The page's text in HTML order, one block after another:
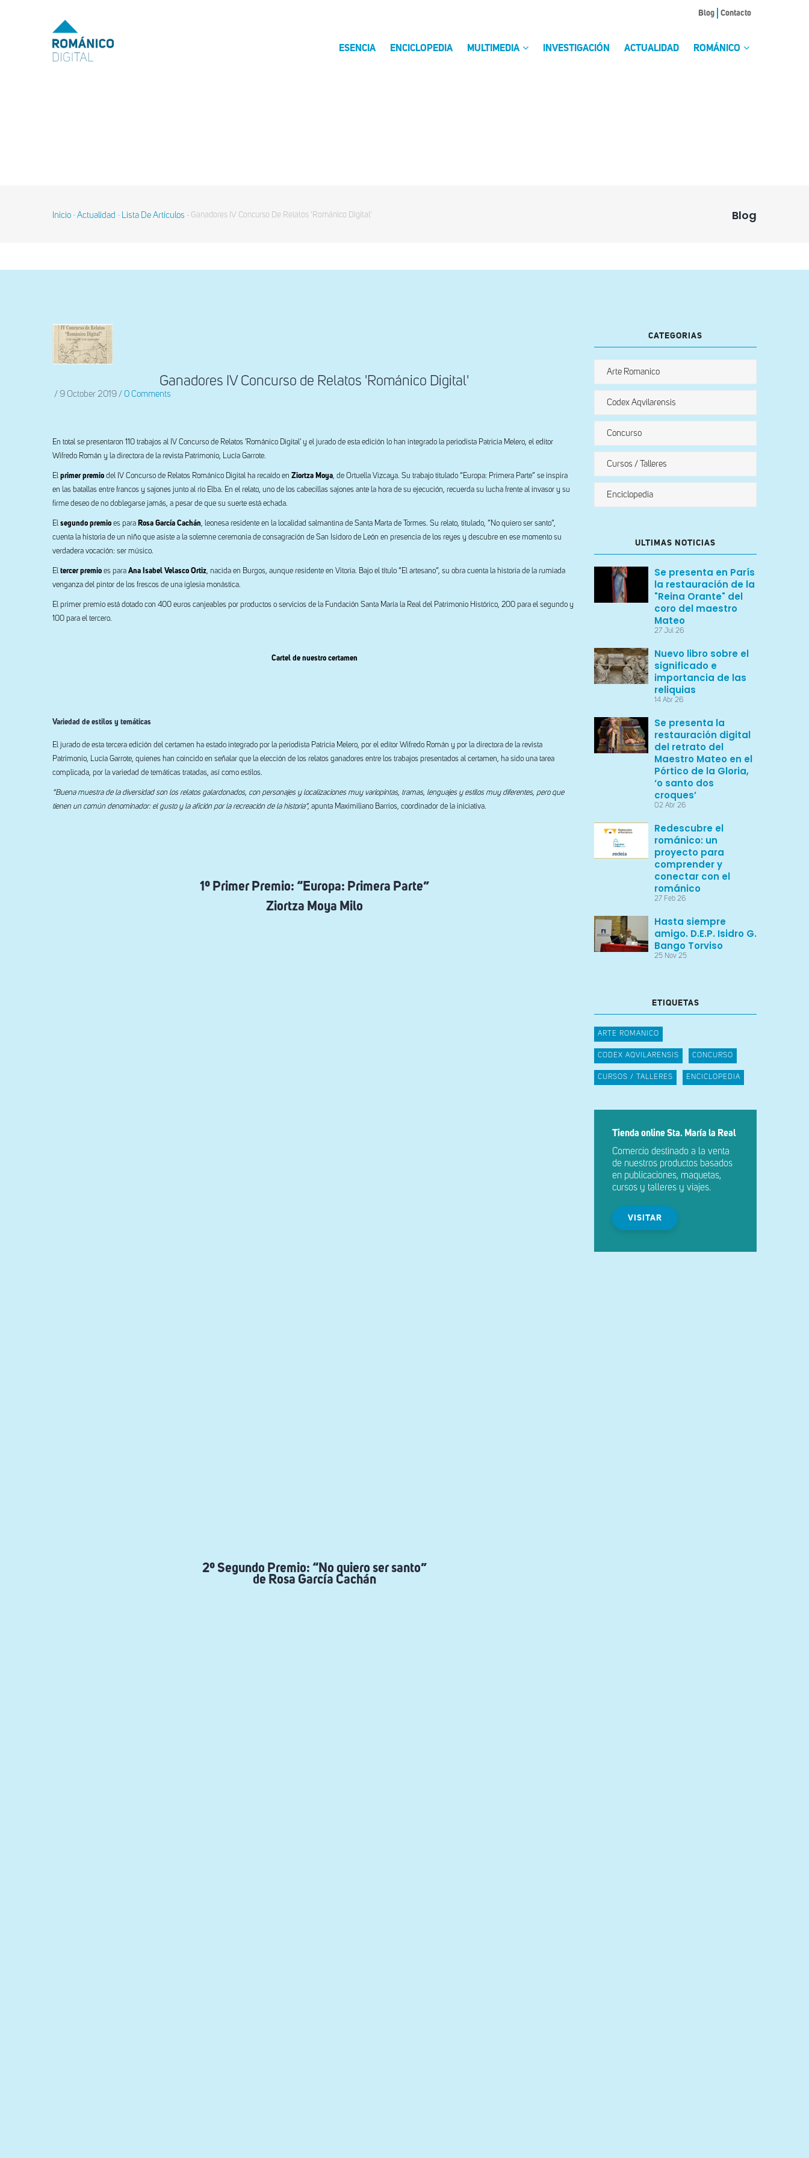
MENU
TOP
Blog Contacto
ESENCIA ENCICLOPEDIA MULTIMEDIA INVESTIGACIÓN ACTUALIDAD ROMÁNICO
Blog
navegación
Inicio - Actualidad - Lista De Artículos - Ganadores IV Concurso De Relatos 'Románico Digital'
Ganadores IV Concurso de Relatos 'Románico Digital'
/ 9 October 2019 / 0 Comments
En total se presentaron 110 trabajos al IV Concurso de Relatos 'Románico Digital' y el jurado de esta edición lo han integrado la periodista Patricia Melero, el editor
Wifredo Román y la directora de la revista Patrimonio, Lucía Garrote.
El primer premio del IV Concurso de Relatos Románico Digital ha recaído en Ziortza Moya, de Ortuella Vizcaya. Su trabajo titulado “Europa: Primera Parte” se inspira
en las batallas entre francos y sajones junto al río Elba. En el relato, uno de los cabecillas sajones ante la hora de su ejecución, recuerda su lucha frente al invasor y su
firme deseo de no doblegarse jamás, a pesar de que su suerte está echada.
El segundo premio es para Rosa García Cachán, leonesa residente en la localidad salmantina de Santa Marta de Tormes. Su relato, titulado, “No quiero ser santo”,
cuenta la historia de un niño que asiste a la solemne ceremonia de consagración de San Isidoro de León en presencia de los reyes y descubre en ese momento su
verdadera vocación: ser músico.
El tercer premio es para Ana Isabel Velasco Ortiz, nacida en Burgos, aunque residente en Vitoria. Bajo el título “El artesano”, su obra cuenta la historia de la rumiada
venganza del pintor de los frescos de una iglesia monástica.
El primer premio está dotado con 400 euros canjeables por productos o servicios de la Fundación Santa María la Real del Patrimonio Histórico, 200 para el segundo y
100 para el tercero.
Cartel de nuestro certamen
Variedad de estilos y temáticas
El jurado de esta tercera edición del certamen ha estado integrado por la periodista Patricia Melero, por el editor Wifredo Román y por la directora de la revista
Patrimonio, Lucía Garrote, quienes han coincido en señalar que la elección de los relatos ganadores entre los trabajos presentados al certamen, ha sido una tarea
complicada, por la variedad de temáticas tratadas, así como estilos.
“Buena muestra de la diversidad son los relatos galardonados, con personajes y localizaciones muy variopintas, tramas, lenguajes y estilos muy diferentes, pero que
tienen un común denominador: el gusto y la afición por la recreación de la historia”, apunta Maximiliano Barrios, coordinador de la iniciativa.
1º Primer Premio: “Europa: Primera Parte”
Ziortza Moya Milo
2º Segundo Premio: “No quiero ser santo”
de Rosa García Cachán
CATEGORIAS
Arte Romanico
Codex Aqvilarensis
Concurso
Cursos / Talleres
Enciclopedia
ULTIMAS NOTICIAS
Se presenta en París
la restauración de la
"Reina Orante" del
coro del maestro
Mateo
27 Jul 26
Nuevo libro sobre el
significado e
importancia de las
reliquias
14 Abr 26
Se presenta la
restauración digital
del retrato del
Maestro Mateo en el
Pórtico de la Gloria,
‘o santo dos
croques’
02 Abr 26
Redescubre el
románico: un
proyecto para
comprender y
conectar con el
románico
27 Feb 26
Hasta siempre
amigo. D.E.P. Isidro G.
Bango Torviso
25 Nov 25
ETIQUETAS
ARTE ROMANICO
CODEX AQVILARENSIS CONCURSO
CURSOS / TALLERES ENCICLOPEDIA
Tienda online Sta. María la Real
Comercio destinado a la venta
de nuestros productos basados
en publicaciones, maquetas,
cursos y talleres y viajes.
VISITAR